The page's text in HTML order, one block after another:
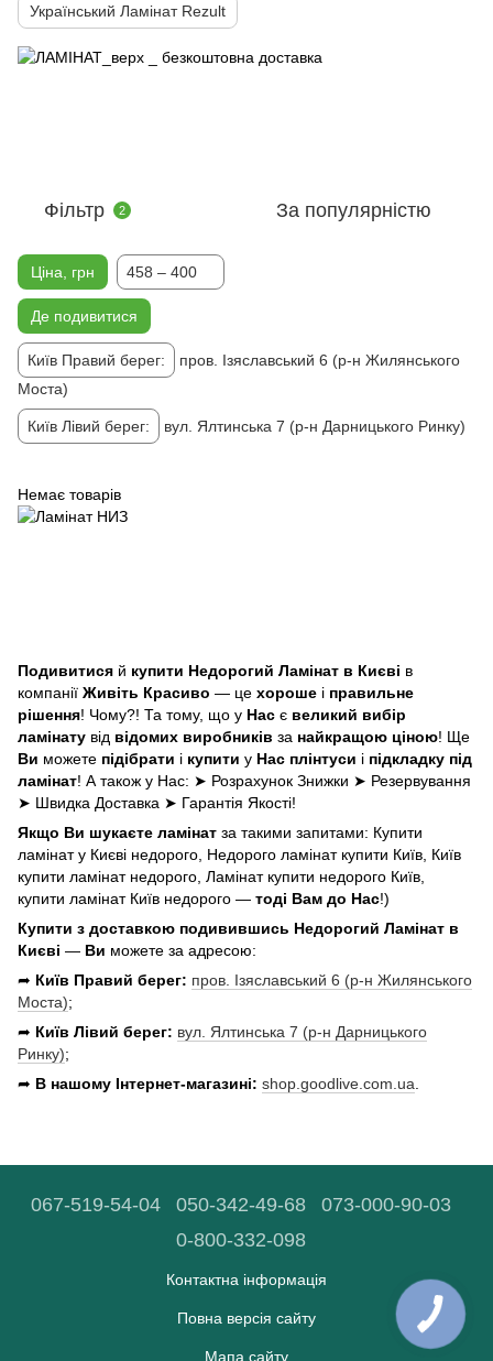
Український Ламінат Rezult
Фільтр 2 За популярністю
Ціна, грн 458 – 400
Де подивитися
Київ Правий берег:
пров. Ізяславський 6 (р-н Жилянського
Моста)
Київ Лівий берег: вул. Ялтинська 7 (р-н Дарницького Ринку)
Немає товарів
Подивитися й купити Недорогий Ламінат в Києві в
компанії Живіть Красиво — це хороше і правильне
рішення! Чому?! Та тому, що у Нас є великий вибір
ламінату від відомих виробників за найкращою ціною! Ще
Ви можете підібрати і купити у Нас плінтуси і підкладку під
ламінат! А також у Нас: ➤ Розрахунок Знижки ➤ Резервування
➤ Швидка Доставка ➤ Гарантія Якості!
Якщо Ви шукаєте ламінат за такими запитами: Купити
ламінат у Києві недорого, Недорого ламінат купити Київ, Київ
купити ламінат недорого, Ламінат купити недорого Київ,
купити ламінат Київ недорого — тоді Вам до Нас!)
Купити з доставкою подивившись Недорогий Ламінат в
Києві — Ви можете за адресою:
➦ Київ Правий берег: пров. Ізяславський 6 (р-н Жилянського
Моста);
➦ Київ Лівий берег: вул. Ялтинська 7 (р-н Дарницького
Ринку);
➦ В нашому Інтернет-магазині: shop.goodlive.com.ua
067-519-54-04 050-342-49-68
073-000-90-03
0-800-332-098
Контактна інформація
Повна версія сайту
Мапа сайту